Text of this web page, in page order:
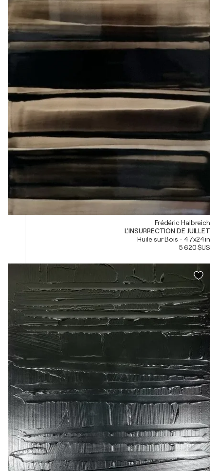
Frédéric Halbreich
L'INSURRECTION DE JUILLET
Huile sur Bois - 47x24in
5 620 $US